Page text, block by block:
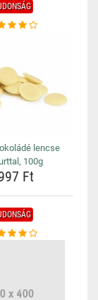
lencse
100g
Ft